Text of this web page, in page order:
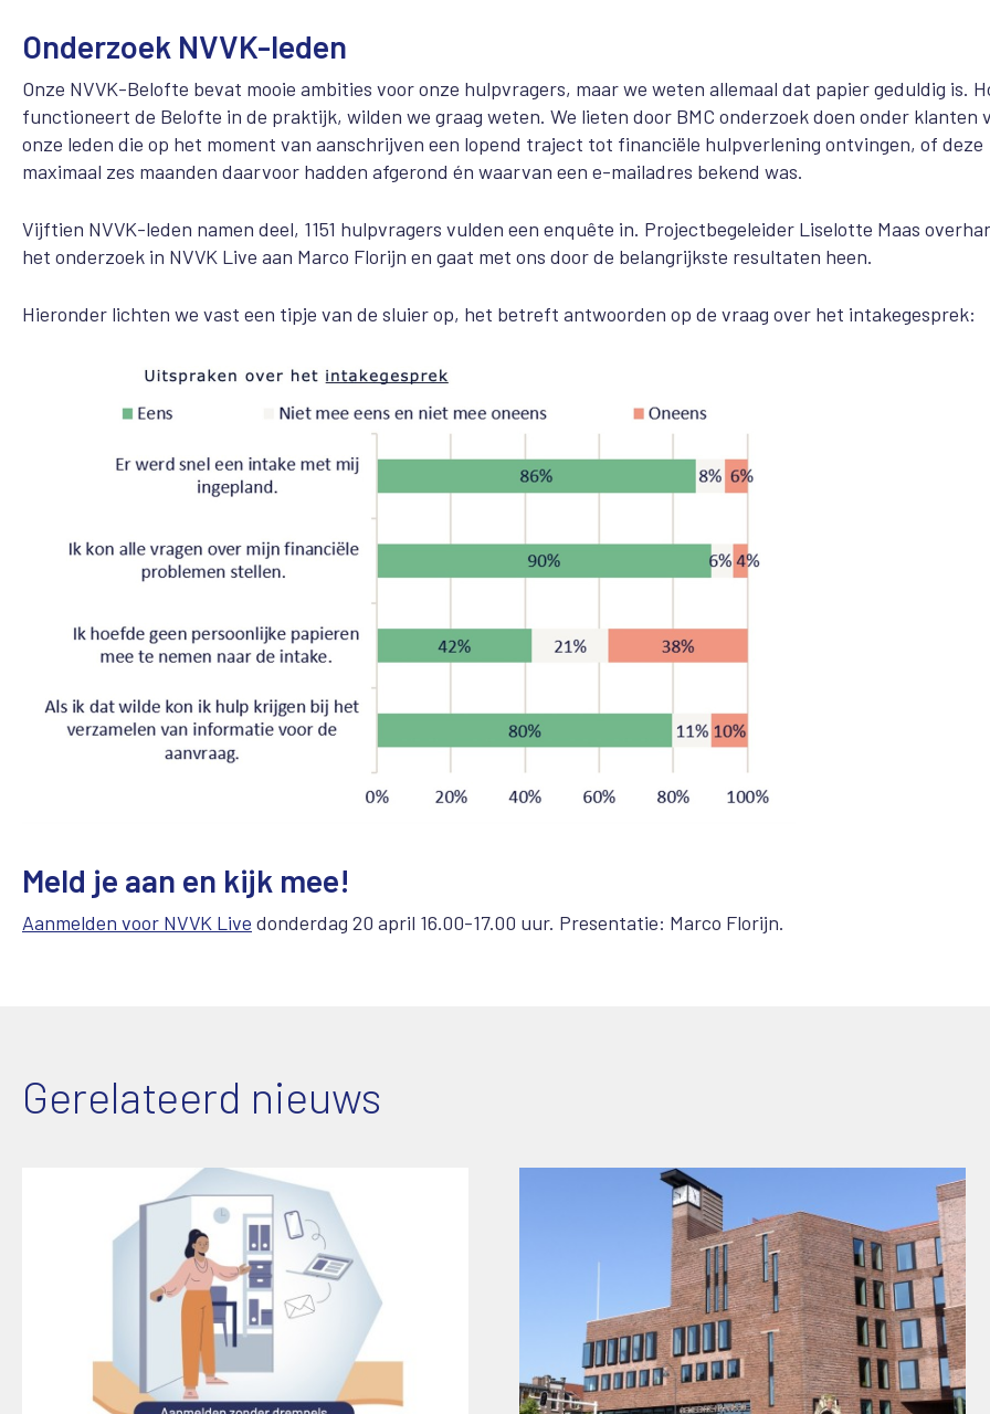
Onderzoek NVVK-leden
Onze NVVK-Belofte bevat mooie ambities voor onze hulpvragers, maar we weten allemaal dat papier geduldig is.
functioneert de Belofte in de praktijk, wilden we graag weten. We lieten door BMC onderzoek doen onder klanten
onze leden die op het moment van aanschrijven een lopend traject tot financiële hulpverlening ontvingen, of deze
maximaal zes maanden daarvoor hadden afgerond én waarvan een e-mailadres bekend was.
Vijftien NVVK-leden namen deel, 1151 hulpvragers vulden een enquête in. Projectbegeleider Liselotte Maas
het onderzoek in NVVK Live aan Marco Florijn en gaat met ons door de belangrijkste resultaten heen.
Hieronder lichten we vast een tipje van de sluier op, het betreft antwoorden op de vraag over het intakegesprek:
Meld je aan en kijk mee!
Aanmelden voor NVVK Live donderdag 20 april 16.00-17.00 uur. Presentatie: Marco Florijn.
Gerelateerd nieuws